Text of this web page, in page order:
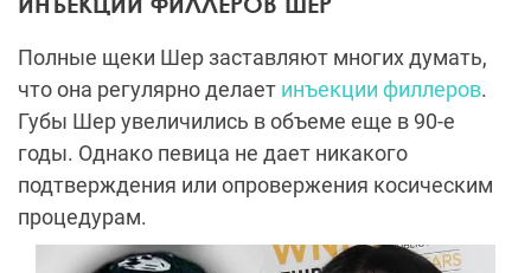
Полные щеки Шер заставляют многих думать,
что она регулярно делает инъекции филлеров.
Губы Шер увеличились в объеме еще в 90-е
годы. Однако певица не дает никакого
подтверждения или опровержения косическим
процедурам.